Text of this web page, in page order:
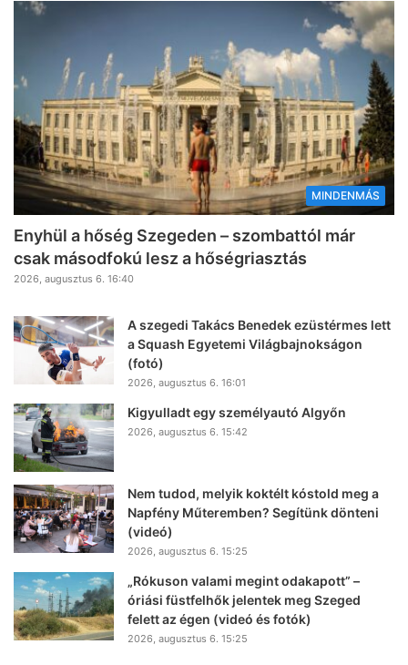
MINDENMÁS
Enyhül a hőség Szegeden – szombattól már
csak másodfokú lesz a hőségriasztás
2026, augusztus 6. 16:40
A szegedi Takács Benedek ezüstérmes lett
a Squash Egyetemi Világbajnokságon
(fotó)
2026, augusztus 6. 16:01
Kigyulladt egy személyautó Algyőn
2026, augusztus 6. 15:42
Nem tudod, melyik koktélt kóstold meg a
Napfény Műteremben? Segítünk dönteni
(videó)
2026, augusztus 6. 15:25
„Rókuson valami megint odakapott” –
óriási füstfelhők jelentek meg Szeged
felett az égen (videó és fotók)
2026, augusztus 6. 15:25